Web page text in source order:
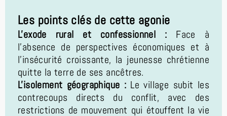
Les points clés de cette agonie
L'exode rural et confessionnel : Face à
l'absence de perspectives économiques et à
l'insécurité croissante, la jeunesse chrétienne
quitte la terre de ses ancêtres.
L'isolement géographique : Le village subit les
contrecoups directs du conflit, avec des
restrictions de mouvement qui étouffent la vie